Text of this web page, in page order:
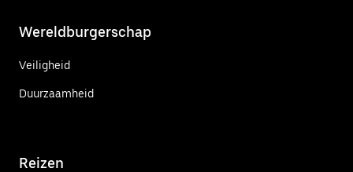
Wereldburgerschap
Veiligheid
Duurzaamheid
Reizen